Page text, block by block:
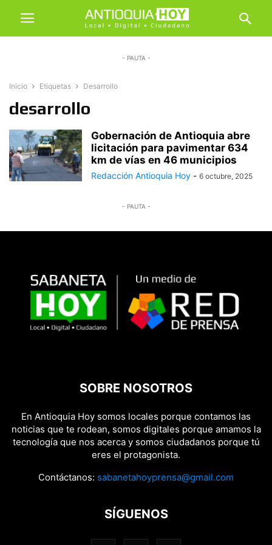
- PAUTA -
Inicio Etiquetas Desarrollo
desarrollo
Gobernación de Antioquia abre
licitación para pavimentar 634
km de vías en 46 municipios
Redacción Antioquia Hoy - 6 octubre, 2025
- PAUTA -
SOBRE NOSOTROS
En Antioquia Hoy somos locales porque contamos las
noticias que te rodean, somos digitales porque amamos la
tecnología que nos acerca y somos ciudadanos porque tú
eres el protagonista.
Contáctanos: sabanetahoyprensa@gmail.com
SÍGUENOS